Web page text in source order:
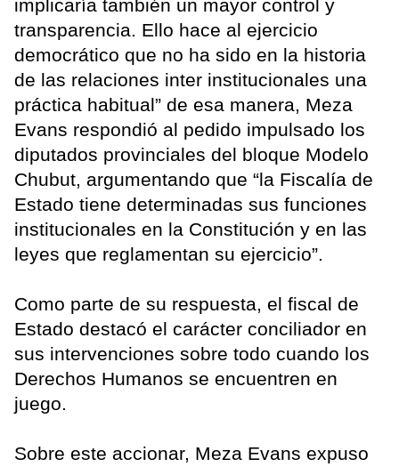
implicaría también un mayor control y
transparencia. Ello hace al ejercicio
democrático que no ha sido en la historia
de las relaciones inter institucionales una
práctica habitual” de esa manera, Meza
Evans respondió al pedido impulsado los
diputados provinciales del bloque Modelo
Chubut, argumentando que “la Fiscalía de
Estado tiene determinadas sus funciones
institucionales en la Constitución y en las
leyes que reglamentan su ejercicio”.
Como parte de su respuesta, el fiscal de
Estado destacó el carácter conciliador en
sus intervenciones sobre todo cuando los
Derechos Humanos se encuentren en
juego.
Sobre este accionar, Meza Evans expuso